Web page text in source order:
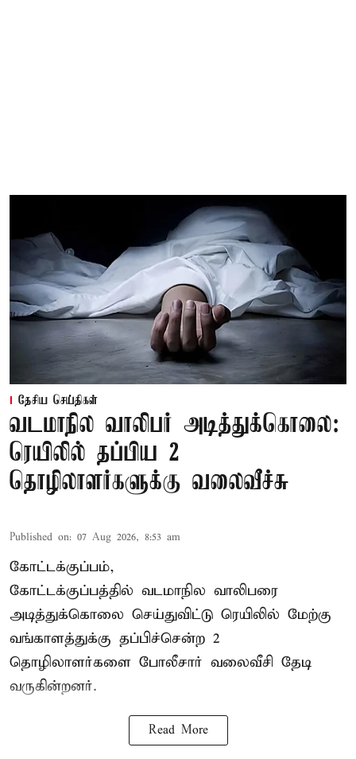
தேசிய செய்திகள்
வடமாநில வாலிபர் அடித்துக்கொலை:
ரெயிலில் தப்பிய 2
தொழிலாளர்களுக்கு வலைவீச்சு
Published on: 07 Aug 2026, 8:53 am
கோட்டக்குப்பம்,
கோட்டக்குப்பத்தில் வடமாநில வாலிபரை
அடித்துக்கொலை செய்துவிட்டு ரெயிலில் மேற்கு
வங்காளத்துக்கு தப்பிச்சென்ற 2
தொழிலாளர்களை போலீசார் வலைவீசி தேடி
வருகின்றனர்.
Read More